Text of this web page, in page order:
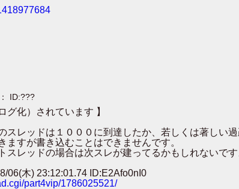
ID:???
グ化）されています 】
スレッドは１０００に到達したか、若しくは著しい
ますが書き込むことはできませんです。
スレッドの場合は次スレが建ってるかもしれないです
06(木) 23:12:01.74 ID:E2Afo0nI0
part4vip/1786025521/